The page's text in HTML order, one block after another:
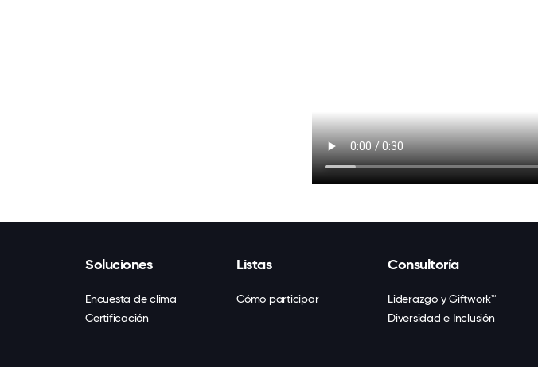
Soluciones
Encuesta de clima
Certificación
Listas
Cómo participar
Consultoría
Liderazgo y Giftwork™
Diversidad e Inclusión